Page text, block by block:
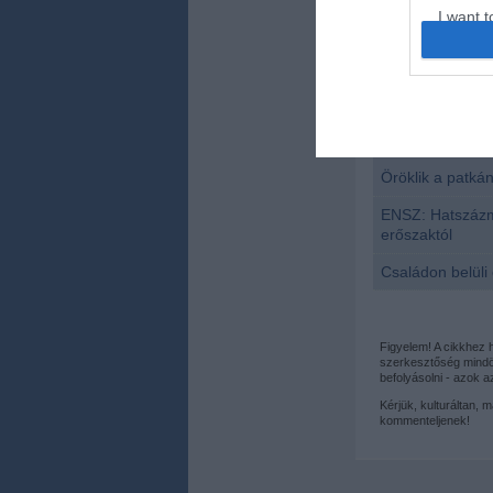
I want
web
I want
I want
Öröklik a
ENSZ:
erőszaktól
Családon
Figyelem! A cikkhez
szerkesztőség
befolyásolni - azok
Kérjük, kulturáltan,
kommenteljenek!